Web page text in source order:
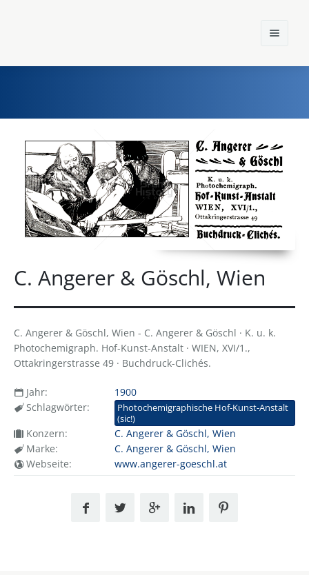
Einst und Heute
Marken
Konzerne
C. Angerer & Göschl, Wien
C. Angerer & Göschl, Wien - C. Angerer & Göschl · K. u. k.
Photochemigraph. Hof-Kunst-Anstalt · WIEN, XVI/1.,
Ottakringerstrasse 49 · Buchdruck-Clichés.
Jahr:
1900
Schlagwörter:
Photochemigraphische Hof-Kunst-Anstalt
(sic!)
Konzern:
C. Angerer & Göschl, Wien
Marke:
C. Angerer & Göschl, Wien
Webseite:
www.angerer-goeschl.at